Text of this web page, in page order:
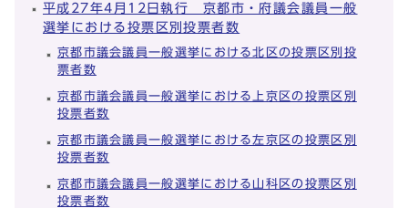
平成27年4月12日執行 京都市・府議会議員一般
選挙における投票区別投票者数
京都市議会議員一般選挙における北区の投票区別投
票者数
京都市議会議員一般選挙における上京区の投票区別
投票者数
京都市議会議員一般選挙における左京区の投票区別
投票者数
京都市議会議員一般選挙における山科区の投票区別
投票者数